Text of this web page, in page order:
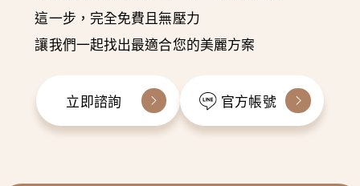
這一步，完全免費且無壓力
讓我們一起找出最適合您的美麗方案
立即諮詢 官方帳號